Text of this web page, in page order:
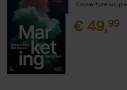
Couverture souple
€ 49,99